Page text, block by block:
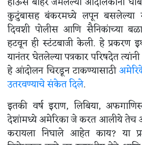
कुटुंबासह बंकरमध्ये लपून बसलेल्या
दिवशी पोलीस आणि सैनिकांच्या
हटवून ही स्टंटबाजी केली. हे प्रकरण
यानंतर घेतलेल्या पत्रकार परिषदेत
हे आंदोलन चिरडून टाकण्यासाठी
उतरवण्याचे संकेत दिले.
इतकी वर्ष इराण, लिबिया,
देशांमध्ये अमेरिका जे करत आलीये तेच
करायला निघाले आहेत काय? या